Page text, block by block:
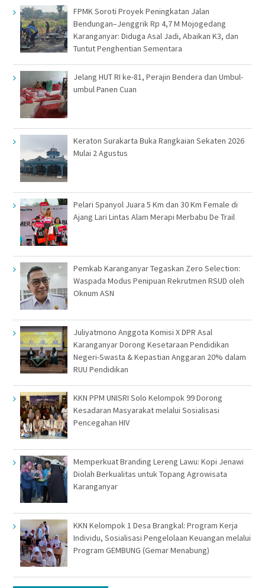
FPMK Soroti Proyek Peningkatan Jalan
Bendungan–Jenggrik Rp 4,7 M Mojogedang
Karanganyar: Diduga Asal Jadi, Abaikan K3, dan
Tuntut Penghentian Sementara
Jelang HUT RI ke-81, Perajin Bendera dan Umbul-
umbul Panen Cuan
Keraton Surakarta Buka Rangkaian Sekaten 2026
Mulai 2 Agustus
Pelari Spanyol Juara 5 Km dan 30 Km Female di
Ajang Lari Lintas Alam Merapi Merbabu De Trail
Pemkab Karanganyar Tegaskan Zero Selection:
Waspada Modus Penipuan Rekrutmen RSUD oleh
Oknum ASN
Juliyatmono Anggota Komisi X DPR Asal
Karanganyar Dorong Kesetaraan Pendidikan
Negeri-Swasta & Kepastian Anggaran 20% dalam
RUU Pendidikan
KKN PPM UNISRI Solo Kelompok 99 Dorong
Kesadaran Masyarakat melalui Sosialisasi
Pencegahan HIV
Memperkuat Branding Lereng Lawu: Kopi Jenawi
Diolah Berkualitas untuk Topang Agrowisata
Karanganyar
KKN Kelompok 1 Desa Brangkal: Program Kerja
Individu, Sosialisasi Pengelolaan Keuangan melalui
Program GEMBUNG (Gemar Menabung)